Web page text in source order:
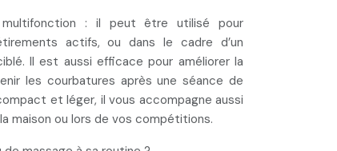
: il peut être utilisé pour
actifs, ou dans le cadre d’un
Il est aussi efficace pour améliorer la
les courbatures après une séance de
et léger, il vous accompagne aussi
maison ou lors de vos compétitions.